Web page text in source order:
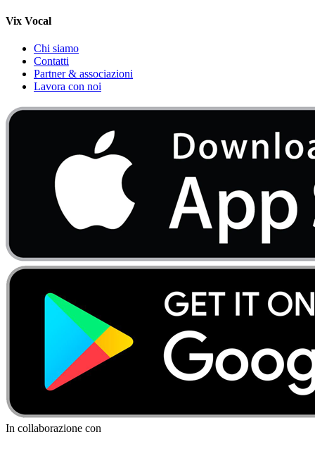
Vix Vocal
Chi siamo
Contatti
Partner & associazioni
Lavora con noi
In collaborazione con